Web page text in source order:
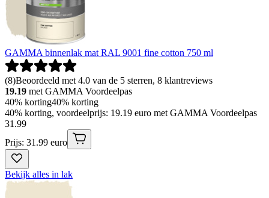
GAMMA binnenlak mat RAL 9001 fine cotton 750 ml
(8)Beoordeeld met 4.0 van de 5 sterren, 8 klantreviews
19.19 met GAMMA Voordeelpas
40% korting40% korting
40% korting, voordeelprijs: 19.19 euro met GAMMA Voordeelpas
31 .99
Prijs: 31.99 euro
Bekijk alles in lak